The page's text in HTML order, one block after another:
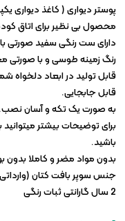
پوستر دیواری ( کاغذ دیواری
محصول بی نظیر برای اتاق
دارای ست رنگی سفید صورتی
رنگ زمینه طوسی و با صورتی
قابل تولید در ابعاد دلخواه
قابل جابجایی.
به صورت یک تکه و آسان نصب.
برای توضیحات بیشتر میتوانید
باشید.
بدون مواد مضر و کاملا بدون
جنس سوپر بافت کتان
2 سال گارانتی ثبات رنگی